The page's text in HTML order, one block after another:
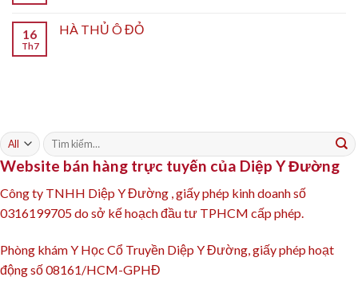
16
Th7
HÀ THỦ Ô ĐỎ
Tìm
kiếm:
Website bán hàng trực tuyến của Diệp Y Đường
Công ty TNHH Diệp Y Đường , giấy phép kinh doanh số
0316199705 do sở kế hoạch đầu tư TPHCM cấp phép.
Phòng khám Y Học Cổ Truyền Diệp Y Đường, giấy phép hoạt
động số 08161/HCM-GPHĐ